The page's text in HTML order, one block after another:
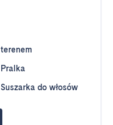
terenem
Pralka
Suszarka do włosów